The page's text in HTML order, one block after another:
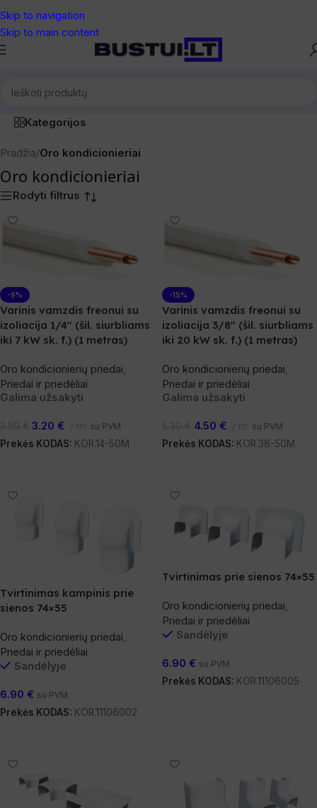
Skip to navigation
Skip to main content
Kategorijos
Pradžia/Oro kondicionieriai
Oro kondicionieriai
Rodyti filtrus
-9%
Varinis vamzdis freonui su
izoliacija 1/4″ (šil. siurbliams
iki 7 kW sk. f.) (1 metras)
Oro kondicionierių priedai,
Priedai ir priedėliai
Galima užsakyti
3.20 € su PVM
Prekės KODAS: KOR.14-50M
-15%
Varinis vamzdis freonui su
izoliacija 3/8″ (šil. siurbliams
iki 20 kW sk. f.) (1 metras)
Oro kondicionierių priedai,
Priedai ir priedėliai
Galima užsakyti
4.50 € su PVM
Prekės KODAS: KOR.38-50M
Tvirtinimas kampinis prie
sienos 74×55
Oro kondicionierių priedai,
Priedai ir priedėliai
Sandėlyje
6.90 € su PVM
Prekės KODAS: KOR.11106002
Tvirtinimas prie sienos 74×55
Oro kondicionierių priedai,
Priedai ir priedėliai
Sandėlyje
6.90 € su PVM
Prekės KODAS: KOR.11106005